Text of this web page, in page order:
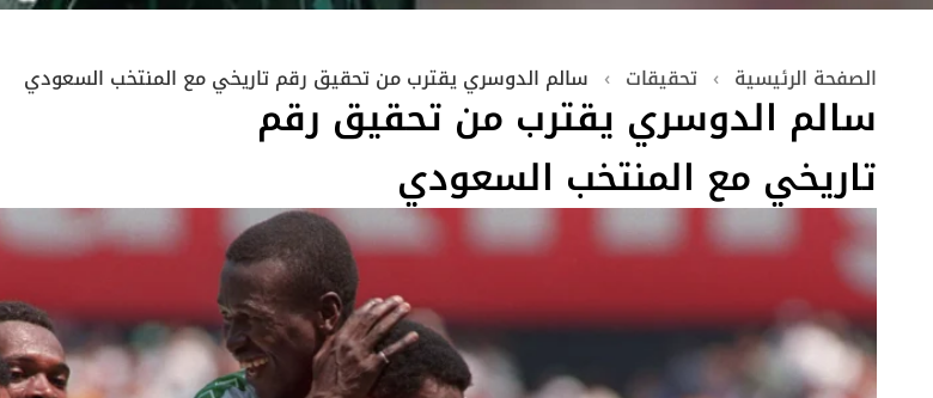
الصفحة الرئيسية › تحقيقات › سالم الدوسري يقترب من تحقيق رقم تاريخي مع المنتخب السعودي
سالم الدوسري يقترب من تحقيق رقم
تاريخي مع المنتخب السعودي